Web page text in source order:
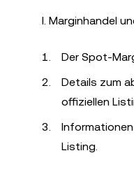
I. Marginhandel
Der Spot-
Details zum
offiziellen
Listing.